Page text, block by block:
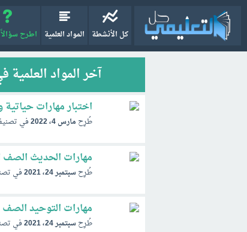
كل الأنشطة المواد العلمية اطرح
آخر المواد
اختبار مهارات حياتية
طُرِح مارس 4، 2022 في
مهارات الحديث
طُرِح سبتمبر 24، 2021 في
مهارات التوحيد
طُرِح سبتمبر 24، 2021 في